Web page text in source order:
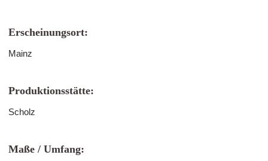
Erscheinungsort:
Mainz
Produktionsstätte:
Scholz
Maße / Umfang: